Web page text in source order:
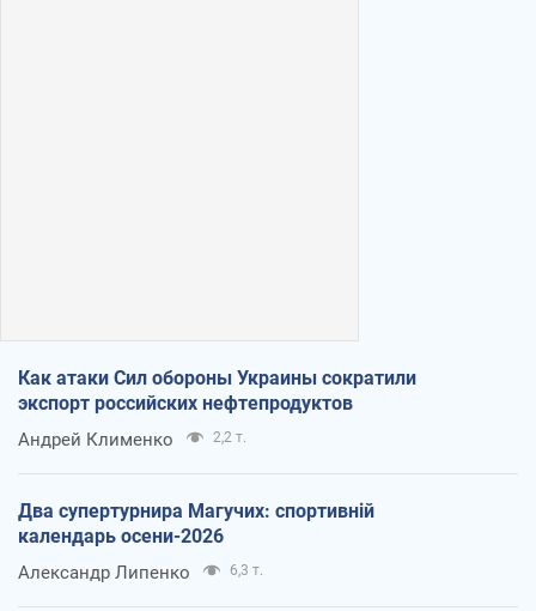
Как атаки Сил обороны Украины сократили
экспорт российских нефтепродуктов
Андрей Клименко 2,2 т.
Два супертурнира Магучих: спортивній
календарь осени-2026
Александр Липенко 6,3 т.